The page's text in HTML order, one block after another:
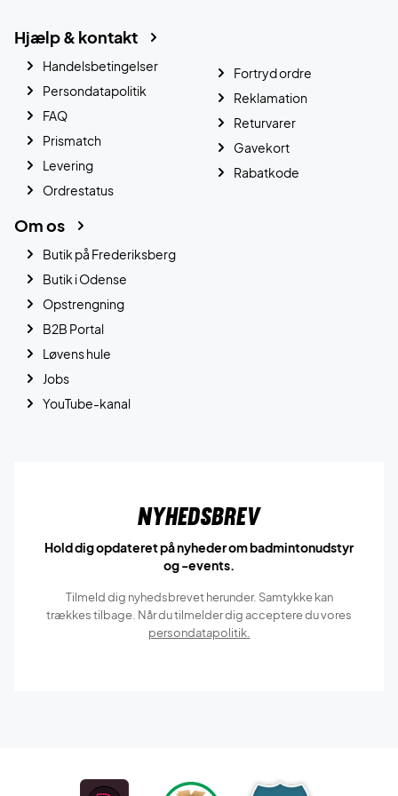
Hjælp & kontakt
Handelsbetingelser
Persondatapolitik
FAQ
Prismatch
Levering
Ordrestatus
Fortryd ordre
Reklamation
Returvarer
Gavekort
Rabatkode
Om os
Butik på Frederiksberg
Butik i Odense
Opstrengning
B2B Portal
Løvens hule
Jobs
YouTube-kanal
Nyhedsbrev
Hold dig opdateret på nyheder om badmintonudstyr
og -events.
Tilmeld dig nyhedsbrevet herunder. Samtykke kan
trækkes tilbage. Når du tilmelder dig acceptere du vores
persondatapolitik.